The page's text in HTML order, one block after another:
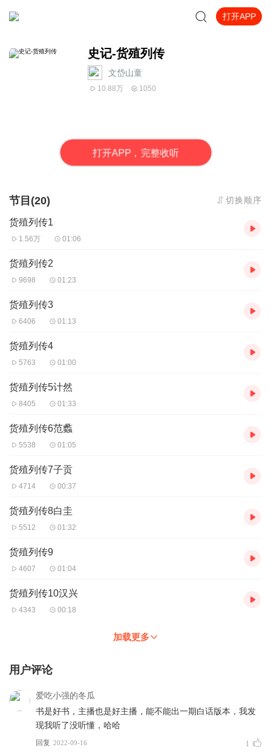
打开APP
史记-货殖列传
文岱山童
10.88万 1050
打开APP，完整收听
节目(20) 切换顺序
货殖列传1
1.56万 01:06
货殖列传2
9698 01:23
货殖列传3
6406 01:13
货殖列传4
5763 01:00
货殖列传5计然
8405 01:33
货殖列传6范蠡
5538 01:05
货殖列传7子贡
4714 00:37
货殖列传8白圭
5512 01:32
货殖列传9
4607 01:04
货殖列传10汉兴
4343 00:18
加载更多
用户评论
爱吃小强的冬瓜
书是好书，主播也是好主播，能不能出一期白话版本，我发
现我听了没听懂，哈哈
回复 2022-09-16 1